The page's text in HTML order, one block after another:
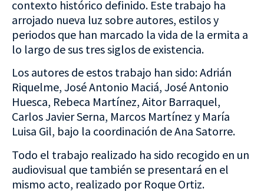
contexto histórico definido. Este trabajo ha
arrojado nueva luz sobre autores, estilos y
periodos que han marcado la vida de la ermita a
lo largo de sus tres siglos de existencia.
Los autores de estos trabajo han sido: Adrián
Riquelme, José Antonio Maciá, José Antonio
Huesca, Rebeca Martínez, Aitor Barraquel,
Carlos Javier Serna, Marcos Martínez y María
Luisa Gil, bajo la coordinación de Ana Satorre.
Todo el trabajo realizado ha sido recogido en un
audiovisual que también se presentará en el
mismo acto, realizado por Roque Ortiz.